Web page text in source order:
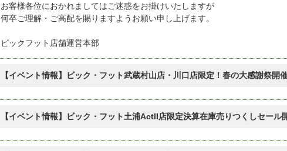
お客様各位におかれましてはご迷惑をお掛けいたしますが
何卒ご理解・ご高配を賜りますようお願い申し上げます。
ビックフット店舗運営本部
【イベント情報】ビック・フット武蔵村山店・川口店限定！春の大感謝祭開
【イベント情報】ビック・フット土浦ActII店限定決算在庫売りつくしセール